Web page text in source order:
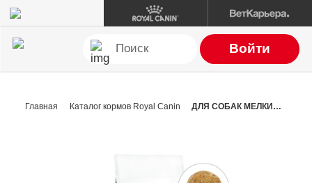
Войти
Главная Каталог кормов Royal Canin ДЛЯ СОБАК МЕЛКИХ ПОРОД ДЛЯ СНИЖЕНИЯ ВЕСА